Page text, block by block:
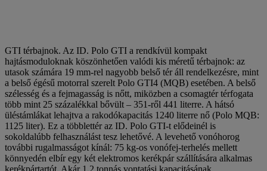
GTI térbajnok. Az ID. Polo GTI a rendkívül kompakt
hajtásmoduloknak köszönhetően valódi kis méretű térbajnok: az
utasok számára 19 mm-rel nagyobb belső tér áll rendelkezésre, mint
a belső égésű motorral szerelt Polo GTI4 (MQB) esetében. A belső
szélesség és a fejmagasság is nőtt, miközben a csomagtér térfogata
több mint 25 százalékkal bővült – 351-ről 441 literre. A hátsó
üléstámlákat lehajtva a rakodókapacitás 1240 literre nő (Polo MQB:
1125 liter). Ez a többlettér az ID. Polo GTI-t elődeinél is
sokoldalúbb felhasználást tesz lehetővé. A levehető vonóhorog
további rugalmasságot kínál: 75 kg-os vonófej-terhelés mellett
könnyedén elbír egy két elektromos kerékpár szállítására alkalmas
kerékpártartót. Akár 1,2 tonnás vontatási kapacitásának